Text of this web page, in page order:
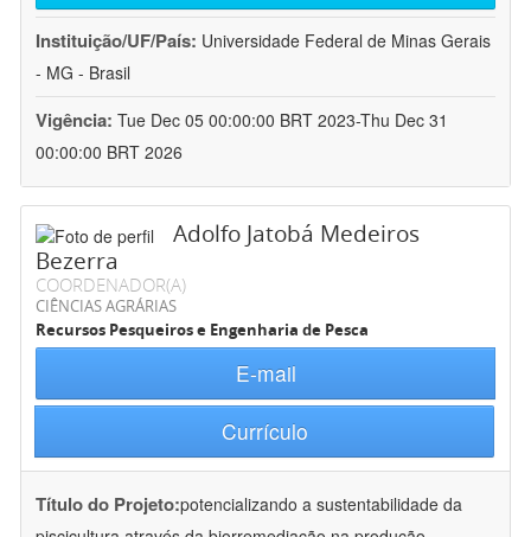
Instituição/UF/País: Universidade Federal de Minas Gerais
- MG - Brasil
Vigência: Tue Dec 05 00:00:00 BRT 2023-Thu Dec 31
00:00:00 BRT 2026
Adolfo Jatobá Medeiros
Bezerra
COORDENADOR(A)
CIÊNCIAS AGRÁRIAS
Recursos Pesqueiros e Engenharia de Pesca
E-mail
Currículo
Título do Projeto:potencializando a sustentabilidade da